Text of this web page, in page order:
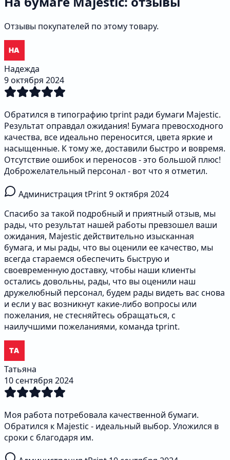
Отзывы покупателей по этому товару.
Надежда
9 октября 2024
Обратился в типографию tprint ради бумаги Majestic.
Результат оправдал ожидания! Бумага превосходного
качества, все идеально переносится, цвета яркие и
насыщенные. К тому же, доставили быстро и вовремя.
Отсутствие ошибок и переносов - это большой плюс!
Доброжелательный персонал - вот что я отметил.
Администрация tPrint9 октября 2024
Спасибо за такой подробный и приятный отзыв, мы
рады, что результат нашей работы превзошел ваши
ожидания, Majestic действительно изысканная
бумага, и мы рады, что вы оценили ее качество, мы
всегда стараемся обеспечить быструю и
своевременную доставку, чтобы наши клиенты
остались довольны, рады, что вы оценили наш
дружелюбный персонал, будем рады видеть вас снова
и если у вас возникнут какие-либо вопросы или
пожелания, не стесняйтесь обращаться, с
наилучшими пожеланиями, команда tprint.
Татьяна
10 сентября 2024
Моя работа потребовала качественной бумаги.
Обратился к Majestic - идеальный выбор. Уложился в
сроки с благодаря им.